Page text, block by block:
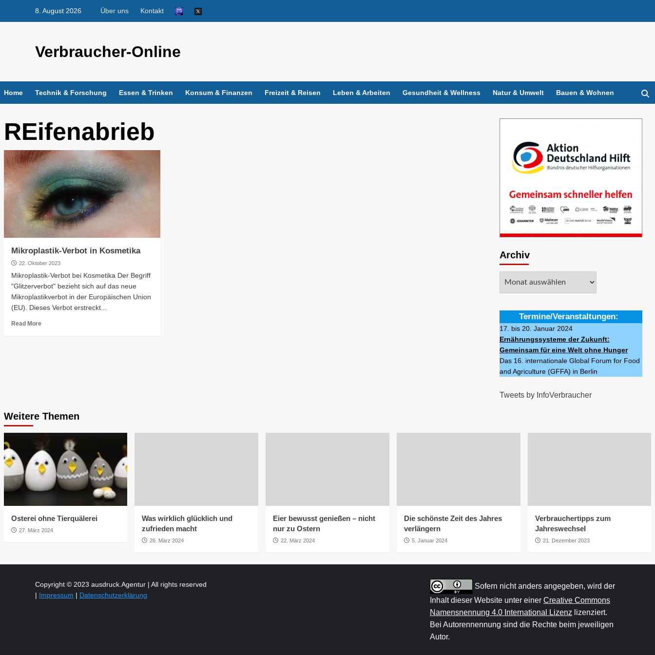
8. August 2026 Über uns Kontakt
Verbraucher-Online
Home Technik & Forschung Essen & Trinken Konsum & Finanzen Freizeit & Reisen Leben & Arbeiten Gesundheit & Wellness Natur & Umwelt Bauen & Wohnen
REifenabrieb
Mikroplastik-Verbot in Kosmetika
22. Oktober 2023
Mikroplastik-Verbot bei Kosmetika Der Begriff
"Glitzerverbot" bezieht sich auf das neue
Mikroplastikverbot in der Europäischen Union
(EU). Dieses Verbot erstreckt...
Read More
Archiv
Termine/Veranstaltungen:
17. bis 20. Januar 2024
Ernährungssysteme der Zukunft:
Gemeinsam für eine Welt ohne Hunger
Das 16. internationale Global Forum for Food
and Agriculture (GFFA) in Berlin
Tweets by InfoVerbraucher
Weitere Themen
Osterei ohne Tierquälerei
27. März 2024
Was wirklich glücklich und
zufrieden macht
26. März 2024
Eier bewusst genießen – nicht
nur zu Ostern
22. März 2024
Die schönste Zeit des Jahres
verlängern
5. Januar 2024
Verbrauchertipps zum
Jahreswechsel
21. Dezember 2023
Copyright © 2023 ausdruck.Agentur | All rights reserved
| Impressum | Datenschutzerklärung
Sofern nicht anders angegeben, wird der
Inhalt dieser Website unter einer Creative Commons
Namensnennung 4.0 International Lizenz lizenziert.
Bei Autorennennung sind die Rechte beim jeweiligen
Autor.